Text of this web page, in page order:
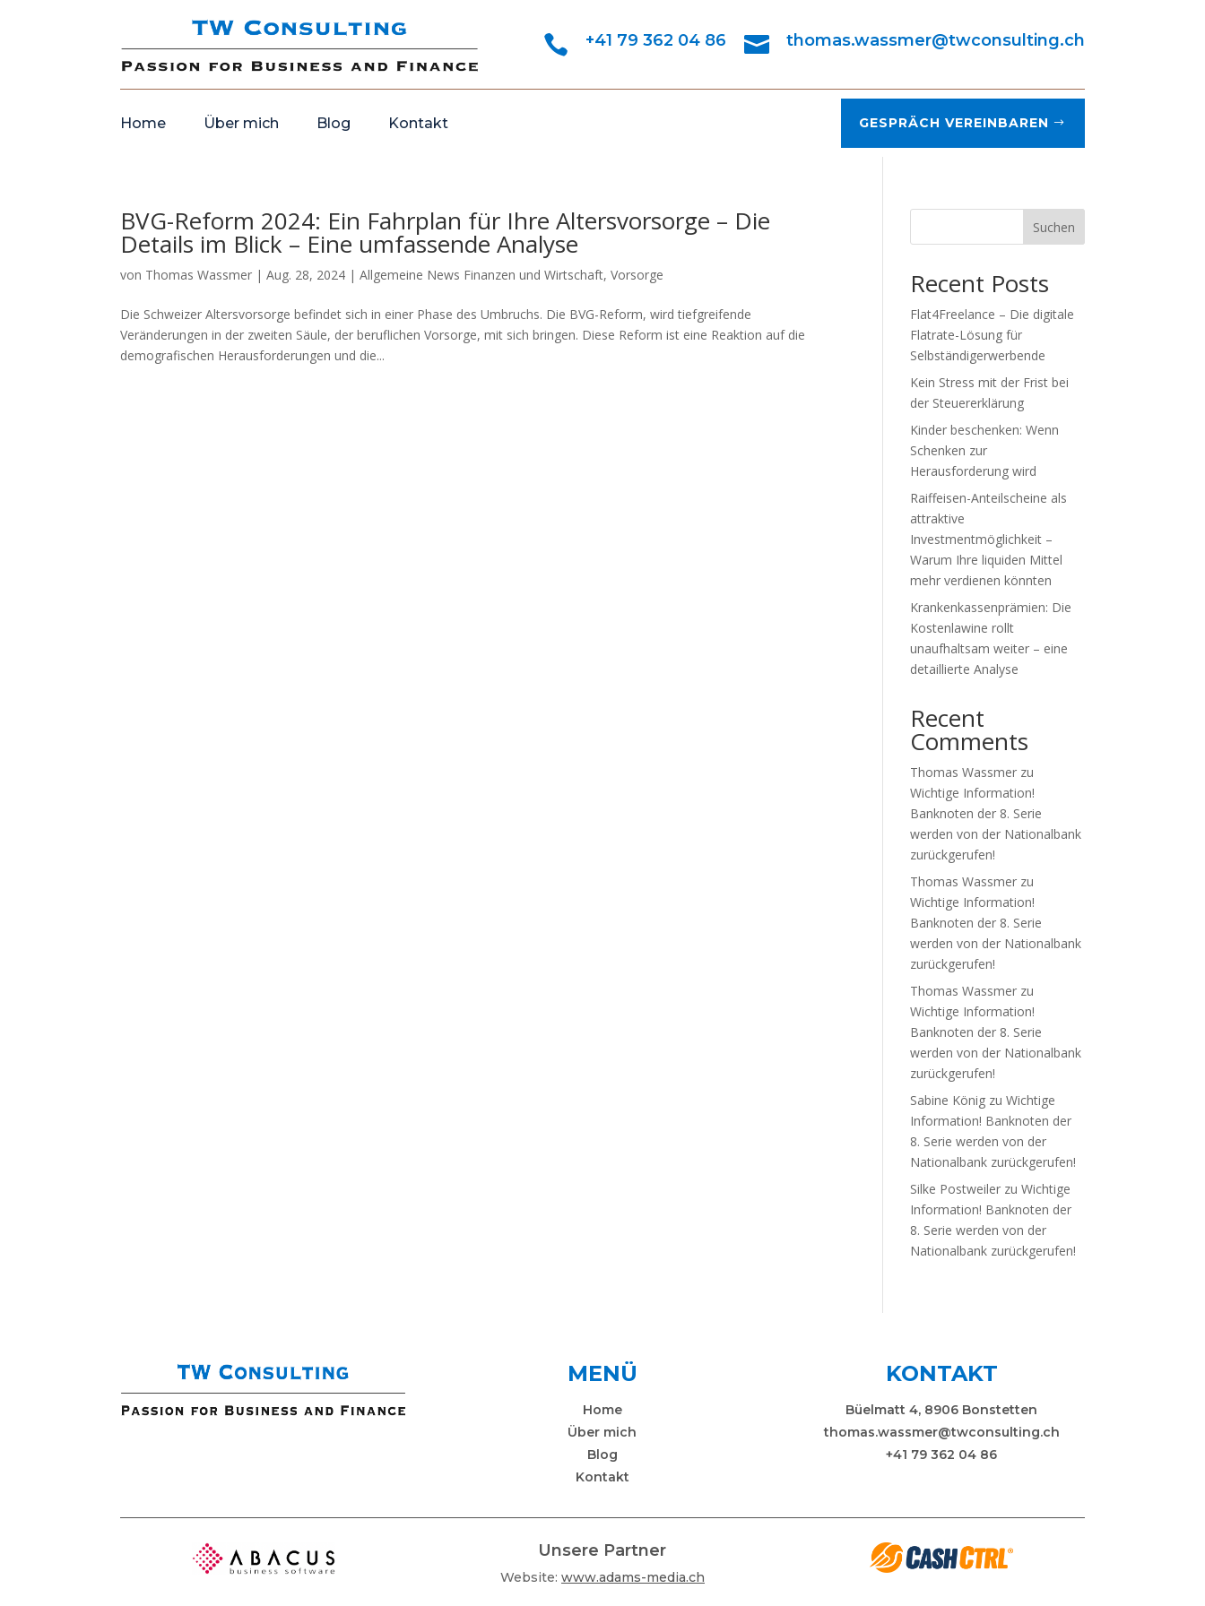
 +41 79 362 04 86  thomas.wassmer@twconsulting.ch
Home Über mich Blog Kontakt GESPRÄCH VEREINBAREN
BVG-Reform 2024: Ein Fahrplan für Ihre Altersvorsorge – Die
Details im Blick – Eine umfassende Analyse
von Thomas Wassmer |Aug. 28, 2024 |Allgemeine News Finanzen und Wirtschaft,Vorsorge
Die Schweizer Altersvorsorge befindet sich in einer Phase des Umbruchs. Die BVG-Reform, wird tiefgreifende
Veränderungen in der zweiten Säule, der beruflichen Vorsorge, mit sich bringen. Diese Reform ist eine Reaktion auf die
demografischen Herausforderungen und die...
Suchen
Recent Posts
Flat4Freelance – Die digitale
Flatrate-Lösung für
Selbständigerwerbende
Kein Stress mit der Frist bei
der Steuererklärung
Kinder beschenken: Wenn
Schenken zur
Herausforderung wird
Raiffeisen-Anteilscheine als
attraktive
Investmentmöglichkeit –
Warum Ihre liquiden Mittel
mehr verdienen könnten
Krankenkassenprämien: Die
Kostenlawine rollt
unaufhaltsam weiter – eine
detaillierte Analyse
Recent
Comments
Thomas Wassmer zu
Wichtige Information!
Banknoten der 8. Serie
werden von der Nationalbank
zurückgerufen!
Thomas Wassmer zu
Wichtige Information!
Banknoten der 8. Serie
werden von der Nationalbank
zurückgerufen!
Thomas Wassmer zu
Wichtige Information!
Banknoten der 8. Serie
werden von der Nationalbank
zurückgerufen!
Sabine König zuWichtige
Information! Banknoten der
8. Serie werden von der
Nationalbank zurückgerufen!
Silke Postweiler zuWichtige
Information! Banknoten der
8. Serie werden von der
Nationalbank zurückgerufen!
MENÜ
Home
Über mich
Blog
Kontakt
KONTAKT
Büelmatt 4, 8906 Bonstetten
thomas.wassmer@twconsulting.ch
+41 79 362 04 86
Unsere Partner
Website: www.adams-media.ch